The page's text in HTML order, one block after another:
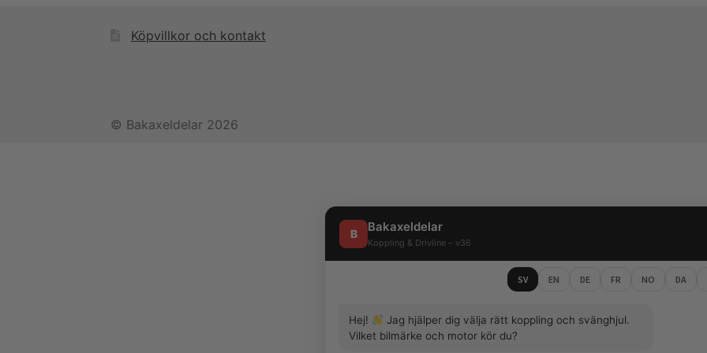
Köpvillkor och kontakt
© Bakaxeldelar 2026
B Bakaxeldelar
Koppling & Drivline – v36
SV EN DE FR NO DA
Hej!
Jag hjälper dig välja rätt koppling och svänghjul.
Vilket bilmärke och motor kör du?